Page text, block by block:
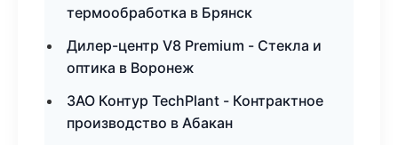
термообработка в Брянск
Дилер-центр V8 Premium - Стекла и
оптика в Воронеж
ЗАО Контур TechPlant - Контрактное
производство в Абакан